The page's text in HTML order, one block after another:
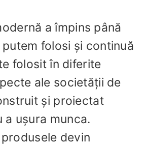
a împins până
folosi și continuă
folosit în diferite
ale societății de
și proiectat
a ușura munca.
devin